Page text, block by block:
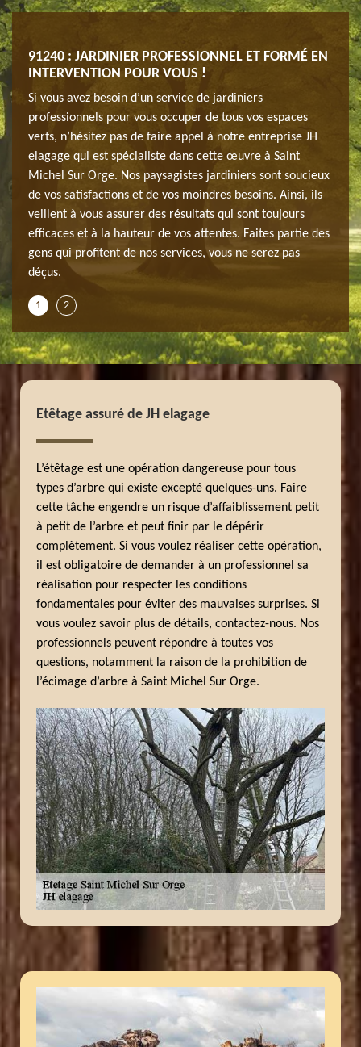
?
91240 : JARDINIER PROFESSIONNEL ET FORMÉ EN
INTERVENTION POUR VOUS !
Si vous avez besoin d’un service de jardiniers
professionnels pour vous occuper de tous vos espaces
verts, n’hésitez pas de faire appel à notre entreprise JH
elagage qui est spécialiste dans cette œuvre à Saint
Michel Sur Orge. Nos paysagistes jardiniers sont soucieux
de vos satisfactions et de vos moindres besoins. Ainsi, ils
veillent à vous assurer des résultats qui sont toujours
efficaces et à la hauteur de vos attentes. Faites partie des
gens qui profitent de nos services, vous ne serez pas
déçus.
JH
pas
1 2
Etêtage assuré de JH elagage
L’étêtage est une opération dangereuse pour tous
types d’arbre qui existe excepté quelques-uns. Faire
cette tâche engendre un risque d’affaiblissement petit
à petit de l’arbre et peut finir par le dépérir
complètement. Si vous voulez réaliser cette opération,
il est obligatoire de demander à un professionnel sa
réalisation pour respecter les conditions
fondamentales pour éviter des mauvaises surprises. Si
vous voulez savoir plus de détails, contactez-nous. Nos
professionnels peuvent répondre à toutes vos
questions, notamment la raison de la prohibition de
l’écimage d’arbre à Saint Michel Sur Orge.